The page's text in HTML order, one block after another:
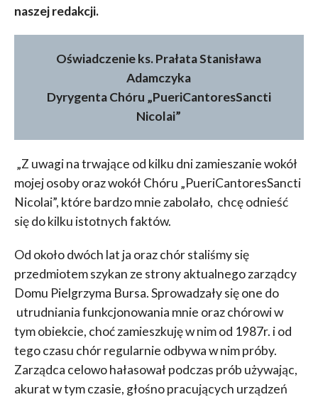
naszej redakcji.
Oświadczenie ks. Prałata Stanisława
Adamczyka
Dyrygenta Chóru „PueriCantoresSancti
Nicolai”
„Z uwagi na trwające od kilku dni zamieszanie wokół
mojej osoby oraz wokół Chóru „PueriCantoresSancti
Nicolai”, które bardzo mnie zabolało, chcę odnieść
się do kilku istotnych faktów.
Od około dwóch lat ja oraz chór staliśmy się
przedmiotem szykan ze strony aktualnego zarządcy
Domu Pielgrzyma Bursa. Sprowadzały się one do
utrudniania funkcjonowania mnie oraz chórowi w
tym obiekcie, choć zamieszkuję w nim od 1987r. i od
tego czasu chór regularnie odbywa w nim próby.
Zarządca celowo hałasował podczas prób używając,
akurat w tym czasie, głośno pracujących urządzeń